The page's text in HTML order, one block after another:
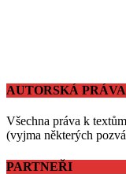
AUTORSKÁ PRÁVA
Všechna práva k
(vyjma některých
PARTNEŘI